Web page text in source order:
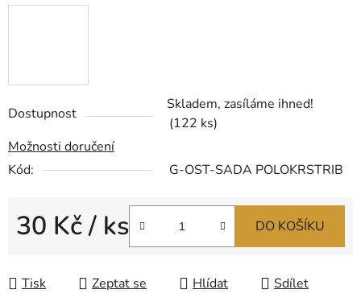
Dostupnost
Skladem, zasíláme ihned!
(122 ks)
Možnosti doručení
Kód:
G-OST-SADA POLOKRSTRIB
30 Kč/ ks DO KOŠÍKU
Tisk Zeptat se Hlídat Sdílet